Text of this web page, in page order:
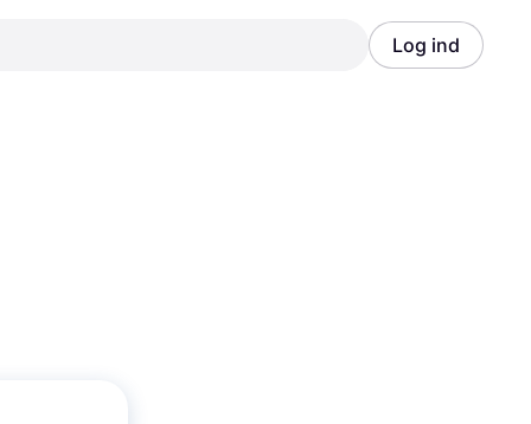
Log ind